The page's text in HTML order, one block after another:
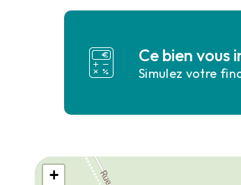
Ce bien vous
Simulez votre
+